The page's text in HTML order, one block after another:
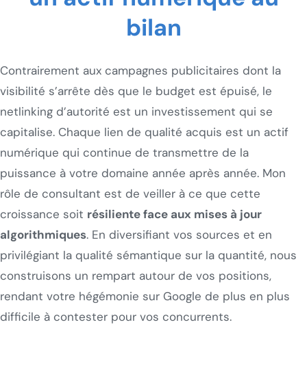
bilan
Contrairement aux campagnes publicitaires dont la
visibilité s’arrête dès que le budget est épuisé, le
netlinking d’autorité est un investissement qui se
capitalise. Chaque lien de qualité acquis est un actif
numérique qui continue de transmettre de la
puissance à votre domaine année après année. Mon
rôle de consultant est de veiller à ce que cette
croissance soit résiliente face aux mises à jour
algorithmiques. En diversifiant vos sources et en
privilégiant la qualité sémantique sur la quantité, nous
construisons un rempart autour de vos positions,
rendant votre hégémonie sur Google de plus en plus
difficile à contester pour vos concurrents.